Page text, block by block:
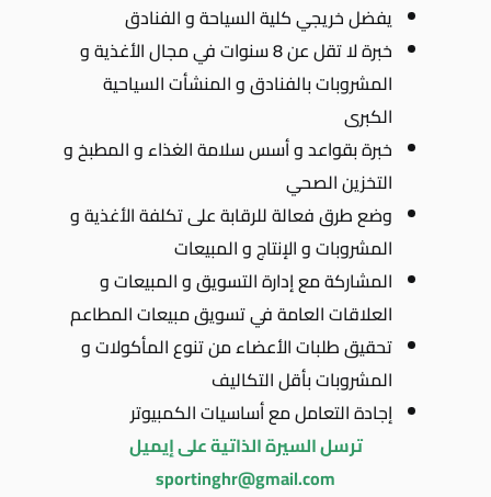
يفضل خريجي كلية السياحة و الفنادق
خبرة لا تقل عن 8 سنوات في مجال الأغذية و
المشروبات بالفنادق و المنشأت السياحية
الكبرى
خبرة بقواعد و أسس سلامة الغذاء و المطبخ و
التخزين الصحي
وضع طرق فعالة للرقابة على تكلفة الأغذية و
المشروبات و الإنتاج و المبيعات
المشاركة مع إدارة التسويق و المبيعات و
العلاقات العامة في تسويق مبيعات المطاعم
تحقيق طلبات الأعضاء من تنوع المأكولات و
المشروبات بأقل التكاليف
إجادة التعامل مع أساسيات الكمبيوتر
ترسل السيرة الذاتية على إيميل
sportinghr@gmail.com